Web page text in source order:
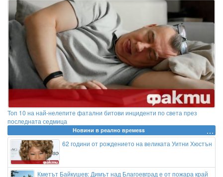
Топ 10 на най-нелепите фатални битови инциденти по света през
последната седмица
Новини в реално времеss
62 години от рождението на великата Уитни Хюстън
Кметът Байкушев: Димът над Благоевград е от пожара край